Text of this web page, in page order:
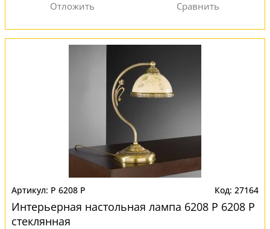
P 6208 P 27164
Интерьерная настольная лампа 6208 P 6208 P
стеклянная